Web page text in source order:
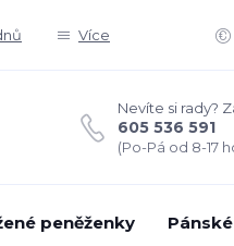
Více
Nevíte si rady?
605 536 591
(Po-Pá od 8-17
peněženky